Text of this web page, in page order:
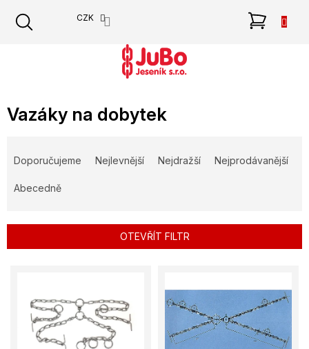
obsah
CZK
Vazáky na dobytek
e
r
Doporučujeme Nejlevnější Nejdražší Nejprodávanější
Abecedně
OTEVŘÍT FILTR